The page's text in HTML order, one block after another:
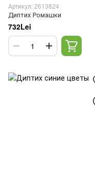
Артикул: 2613824
Диптих Ромашки
732Lei